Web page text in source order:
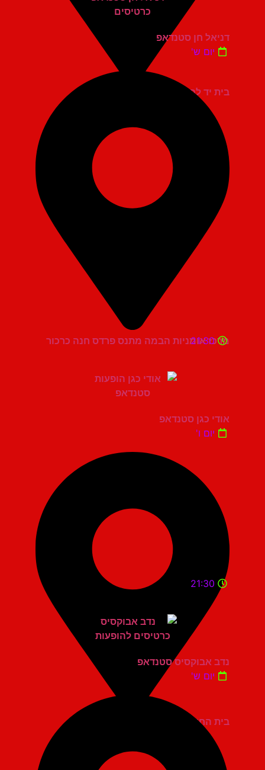
בית יד לבנים אשדוד
דניאל חן סטנדאפ
יום ש'
מרכז אומניות הבמה מתנס פרדס חנה כרכור
21:30
אודי כגן סטנדאפ
יום ו'
בית החייל תל אביב
21:30
נדב אבוקסיס סטנדאפ
יום ש'